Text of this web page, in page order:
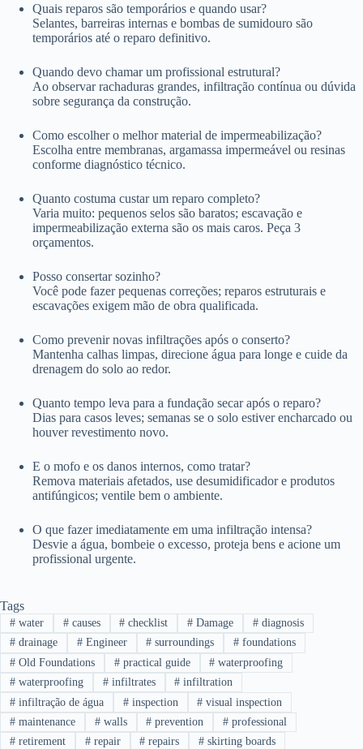
Quais reparos são temporários e quando usar?
Selantes, barreiras internas e bombas de sumidouro são
temporários até o reparo definitivo.
Quando devo chamar um profissional estrutural?
Ao observar rachaduras grandes, infiltração contínua ou dúvida
sobre segurança da construção.
Como escolher o melhor material de impermeabilização?
Escolha entre membranas, argamassa impermeável ou resinas
conforme diagnóstico técnico.
Quanto costuma custar um reparo completo?
Varia muito: pequenos selos são baratos; escavação e
impermeabilização externa são os mais caros. Peça 3
orçamentos.
Posso consertar sozinho?
Você pode fazer pequenas correções; reparos estruturais e
escavações exigem mão de obra qualificada.
Como prevenir novas infiltrações após o conserto?
Mantenha calhas limpas, direcione água para longe e cuide da
drenagem do solo ao redor.
Quanto tempo leva para a fundação secar após o reparo?
Dias para casos leves; semanas se o solo estiver encharcado ou
houver revestimento novo.
E o mofo e os danos internos, como tratar?
Remova materiais afetados, use desumidificador e produtos
antifúngicos; ventile bem o ambiente.
O que fazer imediatamente em uma infiltração intensa?
Desvie a água, bombeie o excesso, proteja bens e acione um
profissional urgente.
Tags
#water #causes # checklist # Damage # diagnosis
#drainage #Engineer # surroundings # foundations
#Old Foundations #practical guide # waterproofing
#waterproofing #infiltrates # infiltration
#infiltração de água #inspection # visual inspection
#maintenance #walls # prevention # professional
#retirement #repair # repairs # skirting boards